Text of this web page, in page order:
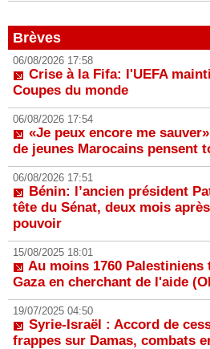
Brèves
06/08/2026 17:58
Crise à la Fifa: l'UEFA
Coupes du monde
06/08/2026 17:54
«Je peux encore me
de jeunes Marocains pensent
06/08/2026 17:51
Bénin: l’ancien président
tête du Sénat, deux mois
pouvoir
15/08/2025 18:01
Au moins 1760
Gaza en cherchant de l'aide
19/07/2025 04:50
Syrie-Israël : Accord de
frappes sur Damas, combats